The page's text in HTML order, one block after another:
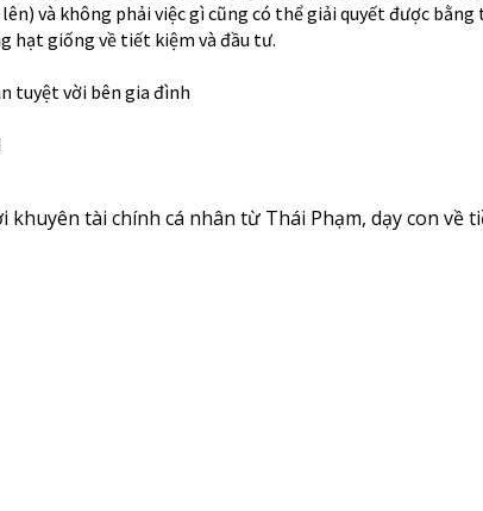
và không phải việc gì cũng có thể giải quyết được bằng
hạt giống về tiết kiệm và đầu tư.
tuyệt vời bên gia đình
khuyên tài chính cá nhân từ Thái Phạm, dạy con về